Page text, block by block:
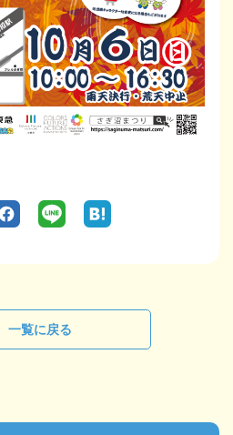
一覧に戻る